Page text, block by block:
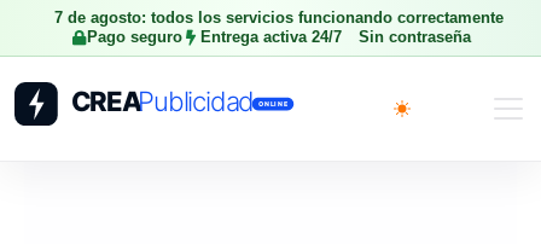
7 de agosto: todos los servicios funcionando correctamente
Pago seguro
Entrega activa 24/7 Sin contraseña
Toggle theme